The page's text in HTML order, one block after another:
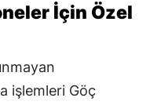
İçin Özel
işlemleri Göç